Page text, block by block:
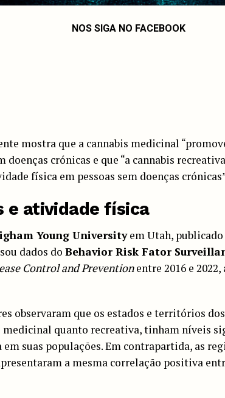
NOS SIGA NO FACEBOOK
mostra que a cannabis medicinal
doenças crónicas e que “a cannabis
física em pessoas sem doenças
e atividade física
Young Universityem Utah, publicado
dados do Behavior Risk Fator
Control and Preventionentre 2016 e
observaram que os estados e territórios
medicinal quanto recreativa, tinham níveis
suas populações. Em contrapartida, as
a mesma correlação positiva